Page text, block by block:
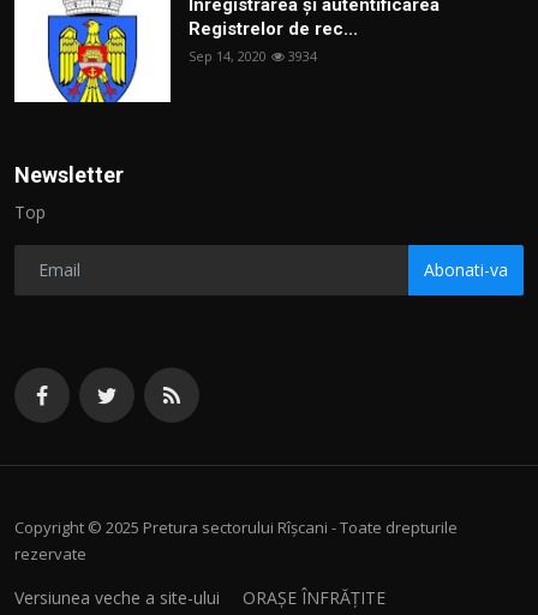
Înregistrarea și autentificarea
Registrelor de rec...
Sep 14, 2020 3934
Newsletter
Top
Abonati-va
Copyright © 2025 Pretura sectorului Rîșcani - Toate drepturile
rezervate
Versiunea veche a site-ului ORAȘE ÎNFRĂȚITE